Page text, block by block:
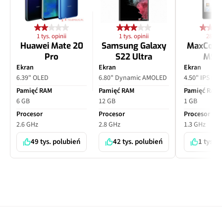
1 tys. opinii
Huawei Mate 20
Pro
Ekran
6.39" OLED
Pamięć RAM
6 GB
Procesor
2.6 GHz
49 tys. polubień
1 tys. opinii
Samsung Galaxy
S22 Ultra
Ekran
6.80" Dynamic AMOLED
Pamięć RAM
12 GB
Procesor
2.8 GHz
42 tys. polubień
28
Ekran
4.50" IPS
Pamięć RAM
1 GB
Procesor
1.3 GHz
1 tys.